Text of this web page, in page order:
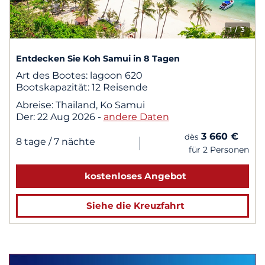
1/ 3
Entdecken Sie Koh Samui in 8 Tagen
Art des Bootes: lagoon 620
Bootskapazität: 12 Reisende
Abreise: Thailand, Ko Samui
Der: 22 Aug 2026 - andere Daten
8 tage / 7 nächte | dès 3 660 €
für 2 Personen
kostenloses Angebot
Siehe die Kreuzfahrt